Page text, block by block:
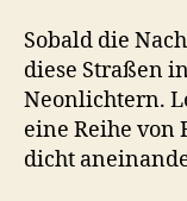
Sobald die
diese Straßen
Neonlichtern.
eine Reihe von
dicht